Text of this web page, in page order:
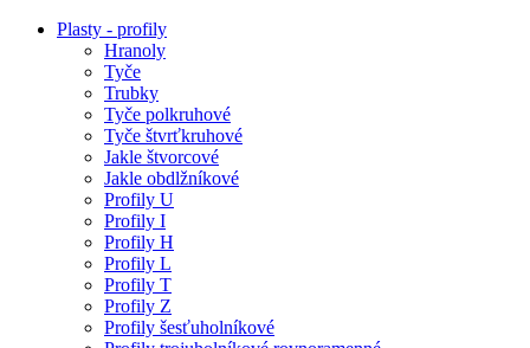
Plasty - profily
Hranoly
Tyče
Trubky
Tyče polkruhové
Tyče štvrťkruhové
Jakle štvorcové
Jakle obdlžníkové
Profily U
Profily I
Profily H
Profily L
Profily T
Profily Z
Profily šesťuholníkové